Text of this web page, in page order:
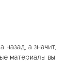
назад, а значит,
материалы вы